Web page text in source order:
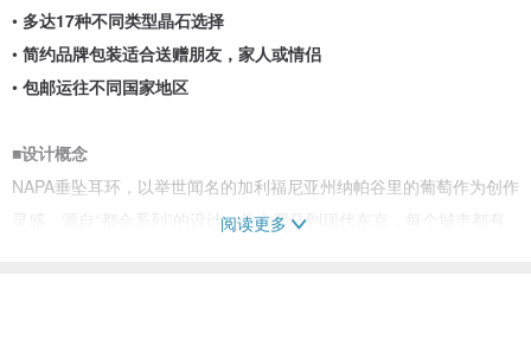
• 多达17种不同类型晶石选择
• 简约品牌包装适合送赠朋友，家人或情侣
• 包邮运往不同国家地区
■设计概念
NAPA垂坠耳环，以举世闻名的加利福尼亚州纳帕谷里的葡萄作为创作
灵感。源自“都会系列”的设计，从古罗马到现代东京，每个城市都有
阅读更多